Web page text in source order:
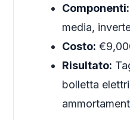
Componenti:
media,
Costo:
Risultato:
bolletta